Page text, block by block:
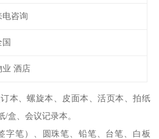
电咨询
国
业 酒店
本、螺旋本、皮面本、活页本、拍纸
盒、会议记录本。
字笔）、圆珠笔、铅笔、台笔、白板